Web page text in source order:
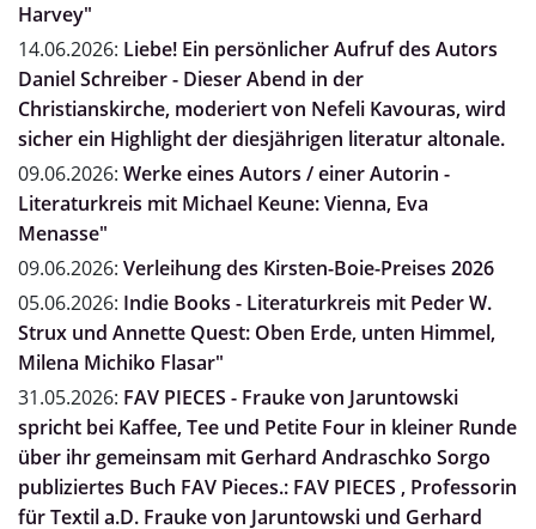
Harvey"
14.06.2026: Liebe! Ein persönlicher Aufruf des Autors
Daniel Schreiber - Dieser Abend in der
Christianskirche, moderiert von Nefeli Kavouras, wird
sicher ein Highlight der diesjährigen literatur altonale.
09.06.2026: Werke eines Autors / einer Autorin -
Literaturkreis mit Michael Keune: Vienna, Eva
Menasse"
09.06.2026: Verleihung des Kirsten-Boie-Preises 2026
05.06.2026: Indie Books - Literaturkreis mit Peder W.
Strux und Annette Quest: Oben Erde, unten Himmel,
Milena Michiko Flasar"
31.05.2026: FAV PIECES - Frauke von Jaruntowski
spricht bei Kaffee, Tee und Petite Four in kleiner Runde
über ihr gemeinsam mit Gerhard Andraschko Sorgo
publiziertes Buch FAV Pieces.: FAV PIECES , Professorin
für Textil a.D. Frauke von Jaruntowski und Gerhard